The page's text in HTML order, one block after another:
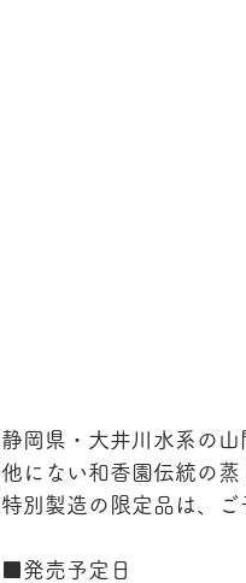
静岡県・大井川水系の山
他にない和香園伝統の蒸
特別製造の限定品は、ご
■発売予定日